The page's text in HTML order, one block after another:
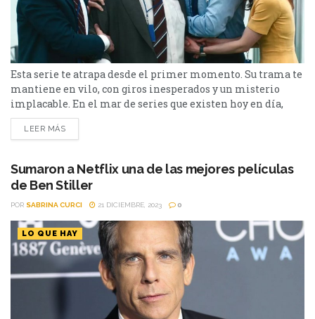
Esta serie te atrapa desde el primer momento. Su trama te
mantiene en vilo, con giros inesperados y un misterio
implacable. En el mar de series que existen hoy en día,
encontrar una que realmente valga la pena puede ser una
tarea titánica. Sin embargo, hay una que destaca por su
atraparte...
LEER MÁS
Sumaron a Netflix una de las mejores películas
de Ben Stiller
POR SABRINA CURCI 21 DICIEMBRE, 2023 0
LO QUE HAY